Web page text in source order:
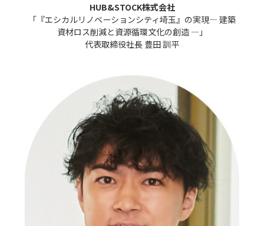
HUB&STOCK株式会社
「『エシカルリノベーションシティ埼玉』の実現― 建築
資材ロス削減と資源循環文化の創造 ―」
代表取締役社長 豊田 訓平